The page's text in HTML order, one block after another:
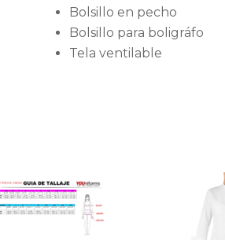
Bolsillo en pecho
Bolsillo para boligráfo
Tela ventilable